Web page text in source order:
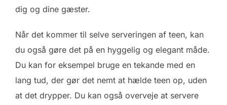
dig og dine gæster.
Når det kommer til selve serveringen af teen, kan
du også gøre det på en hyggelig og elegant måde.
Du kan for eksempel bruge en tekande med en
lang tud, der gør det nemt at hælde teen op, uden
at det drypper. Du kan også overveje at servere